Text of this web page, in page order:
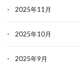
2025年11月
2025年10月
2025年9月